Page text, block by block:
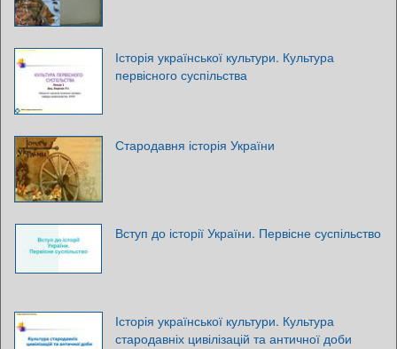
Історія української культури. Культура
первісного суспільства
Стародавня історія України
Вступ до історії України. Первісне суспільство
Історія української культури. Культура
стародавніх цивілізацій та античної доби